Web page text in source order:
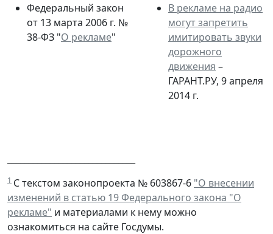
Федеральный закон
от 13 марта 2006 г. №
38-ФЗ "О рекламе"
В рекламе на радио
могут запретить
имитировать звуки
дорожного
движения –
ГАРАНТ.РУ, 9 апреля
2014 г.
1 С текстом законопроекта № 603867-6 "О внесении
изменений в статью 19 Федерального закона "О
рекламе" и материалами к нему можно
ознакомиться на сайте Госдумы.